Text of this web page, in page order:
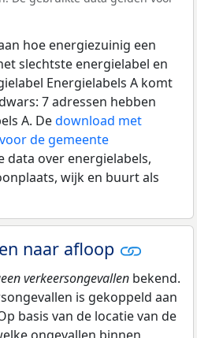
hoe energiezuinig een
slechtste energielabel en
Energielabels A komt
7 adressen hebben
A. Dedownload met
de gemeente
data over energielabels,
wijk en buurt als
naar afloop
verkeersongevallen bekend.
is gekoppeld aan
basis van de locatie van de